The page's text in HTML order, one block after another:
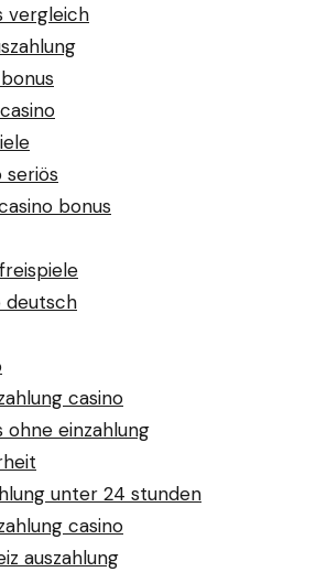
vergleich
seriös
bonus
deutsch
casino
ohne einzahlung
unter 24 stunden
casino
auszahlung